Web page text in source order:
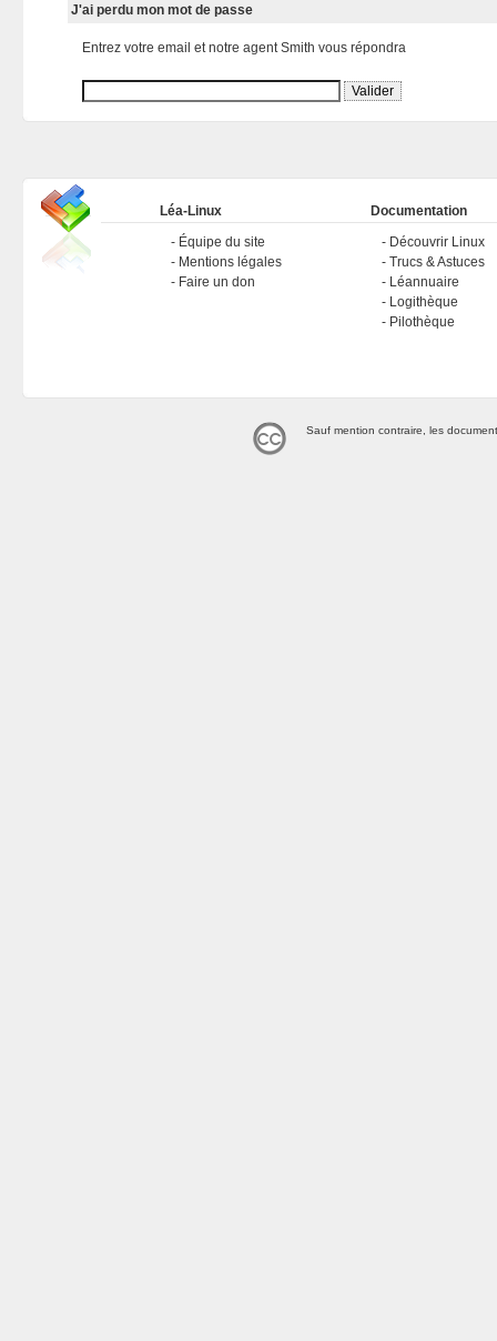
J'ai perdu mon mot de passe
Entrez votre email et notre agent Smith vous répondra
Léa-Linux
Équipe du site
Mentions légales
Faire un don
Documentation
Découvrir Linux
Trucs & Astuces
Léannuaire
Logithèque
Pilothèque
Sauf mention contraire, les